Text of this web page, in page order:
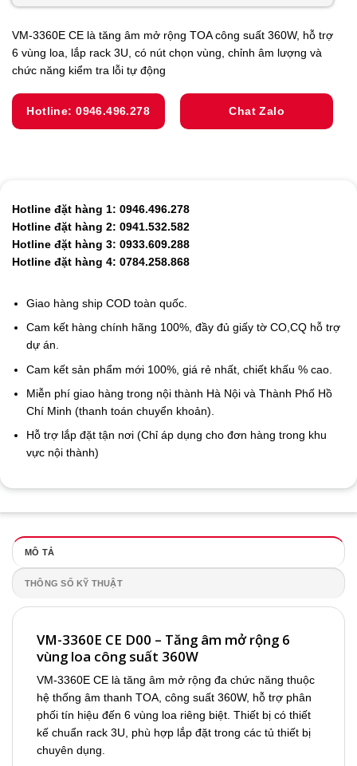
VM-3360E CE là tăng âm mở rộng TOA công suất 360W, hỗ trợ
6 vùng loa, lắp rack 3U, có nút chọn vùng, chỉnh âm lượng và
chức năng kiểm tra lỗi tự động
Hotline: 0946.496.278 Chat Zalo
Hotline đặt hàng 1: 0946.496.278
Hotline đặt hàng 2: 0941.532.582
Hotline đặt hàng 3: 0933.609.288
Hotline đặt hàng 4: 0784.258.868
Giao hàng ship COD toàn quốc.
Cam kết hàng chính hãng 100%, đầy đủ giấy tờ CO,CQ hỗ trợ
dự án.
Cam kết sản phẩm mới 100%, giá rẻ nhất, chiết khấu % cao.
Miễn phí giao hàng trong nội thành Hà Nội và Thành Phố Hồ
Chí Minh (thanh toán chuyển khoản).
Hỗ trợ lắp đặt tận nơi (Chỉ áp dụng cho đơn hàng trong khu
vực nội thành)
MÔ TẢ
THÔNG SỐ KỸ THUẬT
VM-3360E CE D00 – Tăng âm mở rộng 6
vùng loa công suất 360W
VM-3360E CE là tăng âm mở rộng đa chức năng thuộc
hệ thống âm thanh TOA, công suất 360W, hỗ trợ phân
phối tín hiệu đến 6 vùng loa riêng biệt. Thiết bị có thiết
kế chuẩn rack 3U, phù hợp lắp đặt trong các tủ thiết bị
chuyên dụng.